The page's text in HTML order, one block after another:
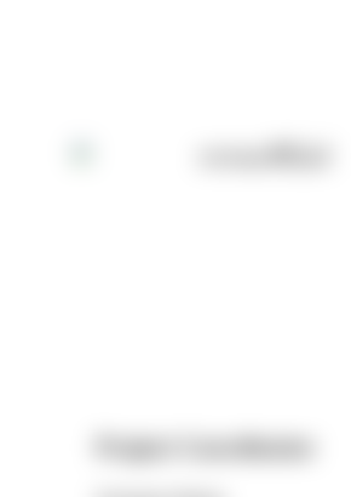
Project Coordinator